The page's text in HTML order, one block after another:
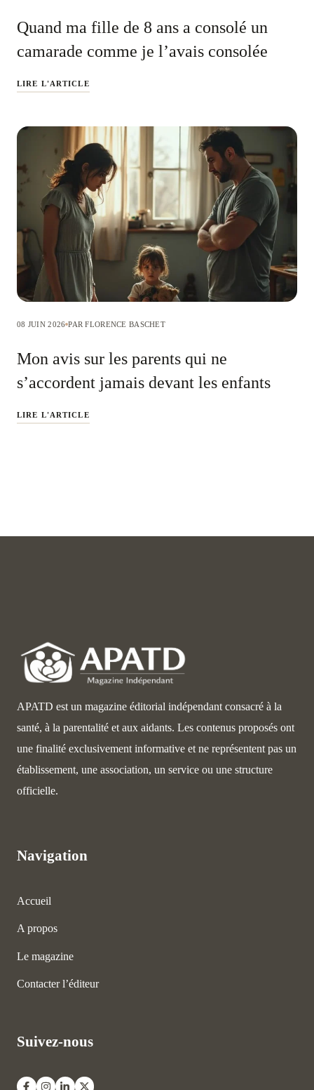
Quand ma fille de 8 ans a consolé un
camarade comme je l’avais consolée
LIRE L'ARTICLE
08 JUIN 2026 PAR FLORENCE BASCHET
Mon avis sur les parents qui ne
s’accordent jamais devant les enfants
LIRE L'ARTICLE
APATD est un magazine éditorial indépendant consacré à la
santé, à la parentalité et aux aidants. Les contenus proposés ont
une finalité exclusivement informative et ne représentent pas un
établissement, une association, un service ou une structure
officielle.
Navigation
Accueil
A propos
Le magazine
Contacter l’éditeur
Suivez-nous